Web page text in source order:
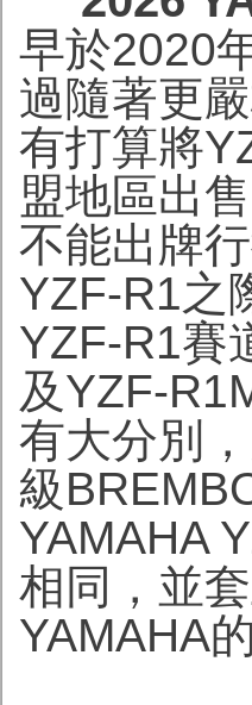
早於2020
過隨著更
有打算將
盟地區出
不能出牌
YZF-R1之
YZF-R1賽
及YZF-
有大分別
級
YAMAHA
相同，並
YAMAHA